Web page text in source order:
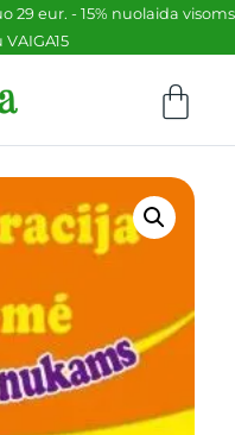
29 eur. - 15% nuolaida visoms